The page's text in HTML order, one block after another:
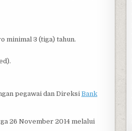
minimal 3 (tiga) tahun.
pegawai dan Direksi Bank
26 November 2014 melalui